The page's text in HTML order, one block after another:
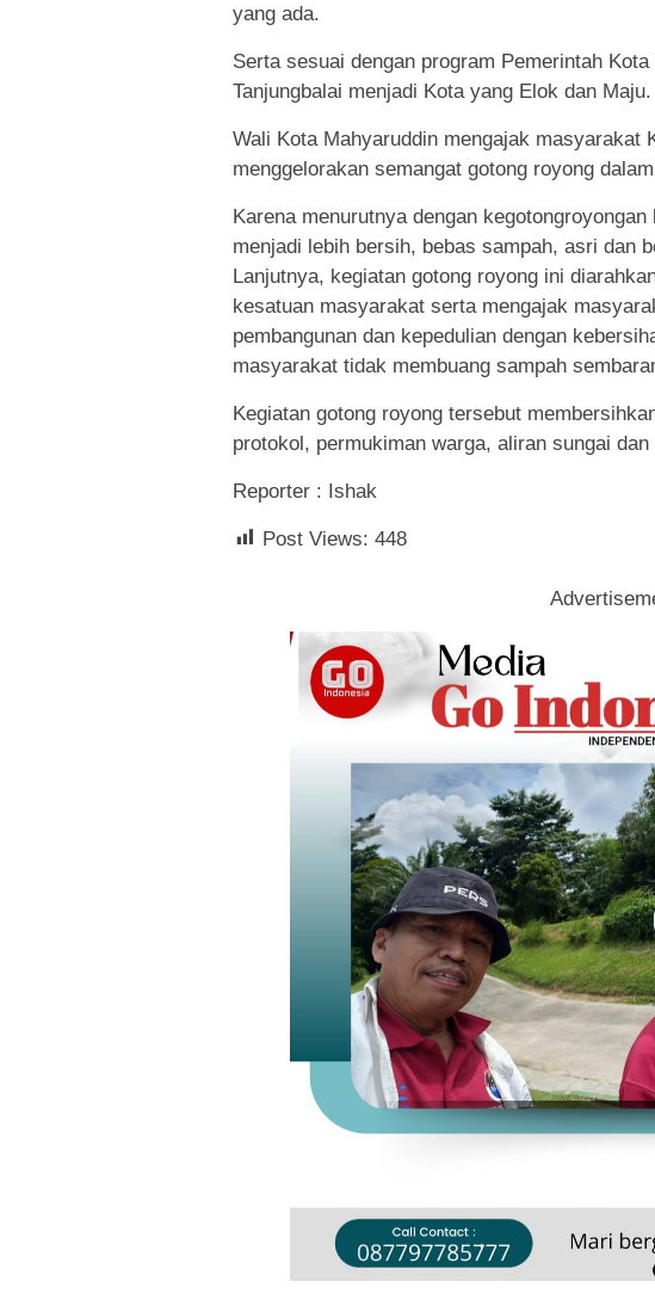
yang ada.
Serta sesuai dengan program Pemerintah
Tanjungbalai menjadi Kota yang Elok dan Maju.
Wali Kota Mahyaruddin mengajak masyarakat
menggelorakan semangat gotong royong
Karena menurutnya dengan
menjadi lebih bersih, bebas sampah, asri dan
Lanjutnya, kegiatan gotong royong ini
kesatuan masyarakat serta mengajak
pembangunan dan kepedulian dengan
masyarakat tidak membuang sampah
Kegiatan gotong royong tersebut
protokol, permukiman warga, aliran sungai
Reporter : Ishak
Post Views: 448